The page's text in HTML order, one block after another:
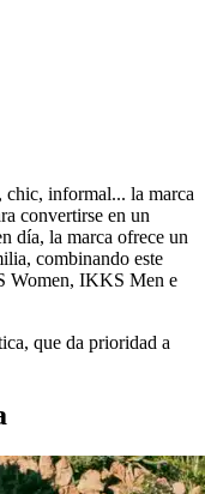
informal... la marca
convertirse en un
día, la marca ofrece un
combinando este
Women, IKKS Men e
que da prioridad a